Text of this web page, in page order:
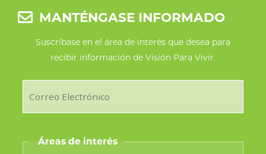
MANTÉNGASE INFORMADO
Suscríbase en el área de interés que desea para
recibir información de Visión Para Vivir.
Áreas de interés